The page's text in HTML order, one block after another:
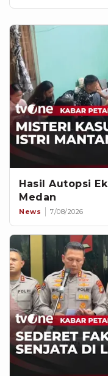
Hasil Autopsi
Medan
News 7/08/2026